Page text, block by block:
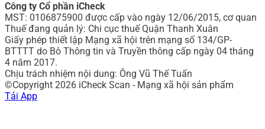
Công ty Cổ phần iCheck
MST: 0106875900 được cấp vào ngày 12/06/2015, cơ quan
Thuế đang quản lý: Chi cục thuế Quận Thanh Xuân
Giấy phép thiết lập Mạng xã hội trên mạng số 134/GP-
BTTTT do Bô Thông tin và Truyền thông cấp ngày 04 tháng
4 năm 2017.
Chịu trách nhiệm nội dung: Ông Vũ Thế Tuấn
©Copyright 2026 iCheck Scan - Mạng xã hội sản phẩm
Tải App